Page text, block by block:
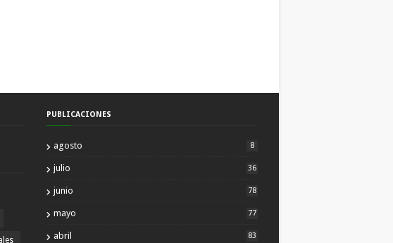
PUBLICACIONES
agosto 8
julio 36
junio 78
mayo 77
abril 83